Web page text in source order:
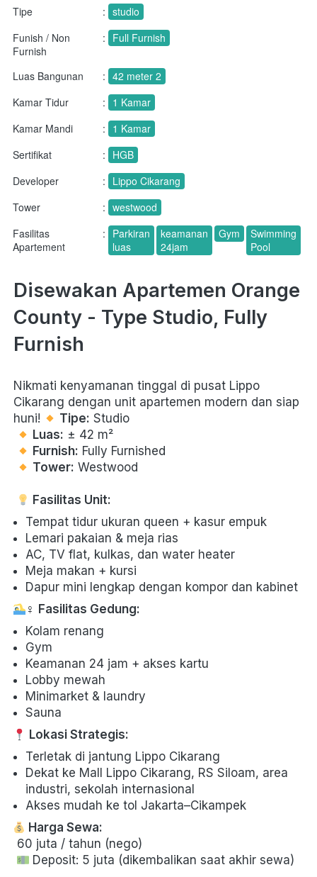
Tipe
: studio
Funish / Non
Furnish
: Full Furnish
Luas Bangunan : 42 meter 2
Kamar Tidur
: 1 Kamar
Kamar Mandi
: 1 Kamar
Sertifikat
: HGB
Developer
: Lippo Cikarang
Tower
: westwood
Fasilitas
Apartement
: Parkiran
luas
keamanan
24jam
Gym
Swimming
Pool
Disewakan Apartemen Orange
County - Type Studio, Fully
Furnish
Nikmati kenyamanan tinggal di pusat Lippo
Cikarang dengan unit apartemen modern dan siap
huni!
Tipe: Studio
Luas: ± 42 m²
Furnish: Fully Furnished
Tower: Westwood
Fasilitas Unit:
Tempat tidur ukuran queen + kasur empuk
Lemari pakaian & meja rias
AC, TV flat, kulkas, dan water heater
Meja makan + kursi
Dapur mini lengkap dengan kompor dan kabinet
‍♀️ Fasilitas Gedung:
Kolam renang
Gym
Keamanan 24 jam + akses kartu
Lobby mewah
Minimarket & laundry
Sauna
Lokasi Strategis:
Terletak di jantung Lippo Cikarang
Dekat ke Mall Lippo Cikarang, RS Siloam, area
industri, sekolah internasional
Akses mudah ke tol Jakarta–Cikampek
Harga Sewa:
Deposit: 5 juta (dikembalikan saat akhir sewa)